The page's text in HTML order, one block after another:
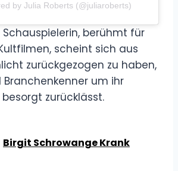
by Julia Roberts (@juliaroberts)
Schauspielerin, berühmt für
scheint sich aus
zurückgezogen zu haben,
Branchenkenner um ihr
zurücklässt.
Birgit Schrowange Krank